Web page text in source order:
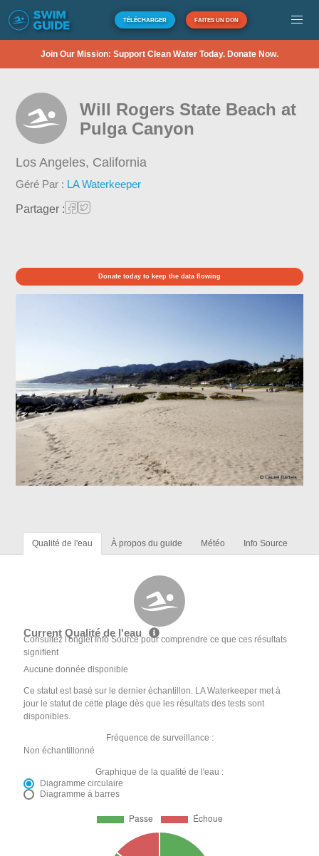
TÉLÉCHARGER FAITES UN DON
Join Our Mission: Support Clean Water Today. Donate Now.
Will Rogers State Beach at
Pulga Canyon
Los Angeles, California
Géré Par : LA Waterkeeper
Partager :
Donate today to keep the data flowing
Qualité de l'eau À propos du guide Météo Info Source
Current Qualité de l'eau
Consultez l'onglet Info Source pour comprendre ce que ces résultats
signifient
Aucune donnée disponible
Ce statut est basé sur le dernier échantillon. LA Waterkeeper met à
jour le statut de cette plage dès que les résultats des tests sont
disponibles.
Fréquence de surveillance :
Non échantillonné
Graphique de la qualité de l'eau :
Diagramme circulaire
Diagramme à barres